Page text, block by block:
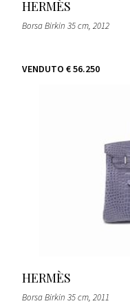
HERMÈS
Borsa Birkin 35 cm, 2012
VENDUTO € 56.250
HERMÈS
Borsa Birkin 35 cm, 2011